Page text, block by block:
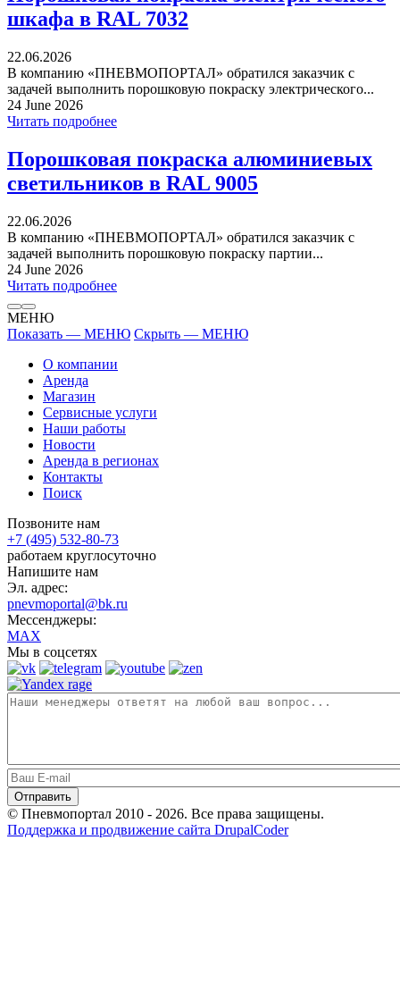
шкафа в RAL 7032
22.06.2026
В компанию «ПНЕВМОПОРТАЛ» обратился заказчик с
задачей выполнить порошковую покраску электрического...
24 June 2026
Читать подробнее
Порошковая покраска алюминиевых
светильников в RAL 9005
22.06.2026
В компанию «ПНЕВМОПОРТАЛ» обратился заказчик с
задачей выполнить порошковую покраску партии...
24 June 2026
Читать подробнее
МЕНЮ
Показать — МЕНЮ Скрыть — МЕНЮ
О компании
Аренда
Магазин
Сервисные услуги
Наши работы
Новости
Аренда в регионах
Контакты
Поиск
Позвоните нам
+7 (495) 532-80-73
работаем круглосуточно
Напишите нам
Эл. адрес:
pnevmoportal@bk.ru
Мессенджеры:
MAX
Мы в соцсетях
© Пневмопортал 2010 - 2026. Все права защищены.
Поддержка и продвижение сайта DrupalCoder